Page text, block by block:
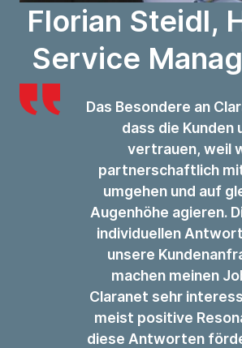
Florian Steidl,
Service
Das Besondere an
dass die Kunden
vertrauen, weil
partnerschaftlich
umgehen und auf
Augenhöhe agieren.
individuellen
unsere
machen meinen
Claranet sehr
meist positive
diese Antworten